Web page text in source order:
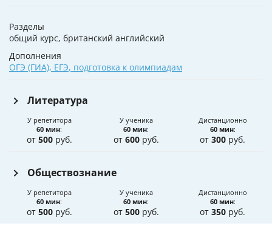
Разделы
общий курс, британский английский
Дополнения
ОГЭ (ГИА), ЕГЭ, подготовка к олимпиадам
Литература
У репетитора
60 мин:
от 500руб.
У ученика
60 мин:
от 600руб.
Дистанционно
60 мин:
от300 руб.
Обществознание
У репетитора
60 мин:
от 500руб.
У ученика
60 мин:
от 500руб.
Дистанционно
60 мин:
от350 руб.